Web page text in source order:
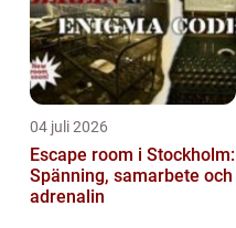
04 juli 2026
Escape room i Stockholm:
Spänning, samarbete och
adrenalin